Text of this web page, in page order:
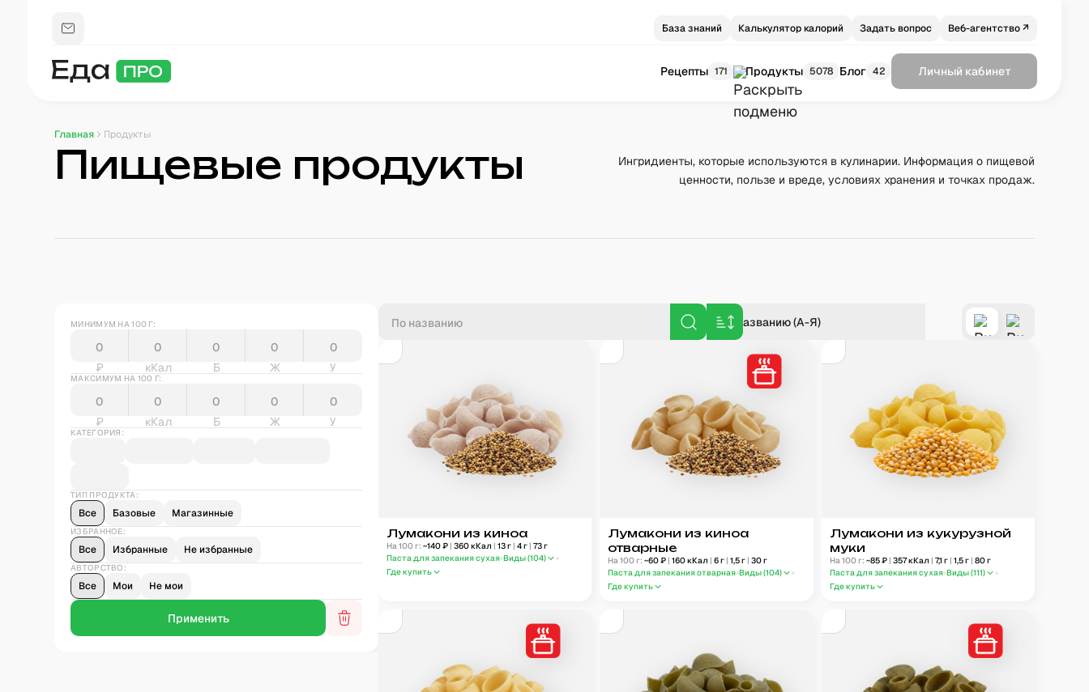
База знаний Калькулятор калорий Задать вопрос Веб-агентство ↗
Рецепты 171 Продукты 5078 Блог 42 Личный кабинет
Главная Продукты
Пищевые продукты
Ингридиенты, которые используются в кулинарии. Информация о пищевой
ценности, пользе и вреде, условиях хранения и точках продаж.
МИНИМУМ НА 100 Г:
₽ кКал Б Ж У
МАКСИМУМ НА 100 Г:
₽ кКал Б Ж У
КАТЕГОРИЯ:
ТИП ПРОДУКТА:
Все Базовые Магазинные
ИЗБРАННОЕ:
Все Избранные Не избранные
АВТОРСТВО:
Все Мои Не мои
По названию (А-Я)
Лумакони из киноа
На 100 г: ~140₽ | 360кКал | 13г | 4г | 73г
Паста для запекания сухая Виды (104)
Где купить
Лумакони из киноа
отварные
На 100 г: ~60₽ | 160кКал | 6г | 1,5г | 30г
Паста для запекания отварная Виды (104)
Где купить
Лумакони из кукурузной
муки
На 100 г: ~85₽ | 357кКал | 7,1 г | 1,5г | 80г
Паста для запекания сухая Виды (111)
Где купить